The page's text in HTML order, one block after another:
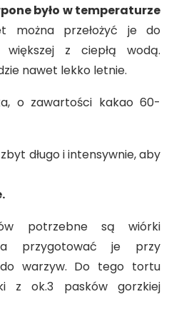
było w temperaturze
można przełożyć je do
z ciepłą wodą.
nawet lekko letnie.
o zawartości kakao 60-
długo i intensywnie, aby
potrzebne są wiórki
przygotować je przy
warzyw. Do tego tortu
z ok.3 pasków gorzkiej